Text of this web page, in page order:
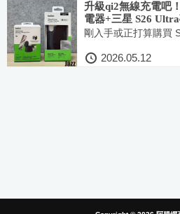
升級qi2無線充電吧
電器+三星 S26
時滿足Samsung與
剛入手或正打算購買
2026.05.12